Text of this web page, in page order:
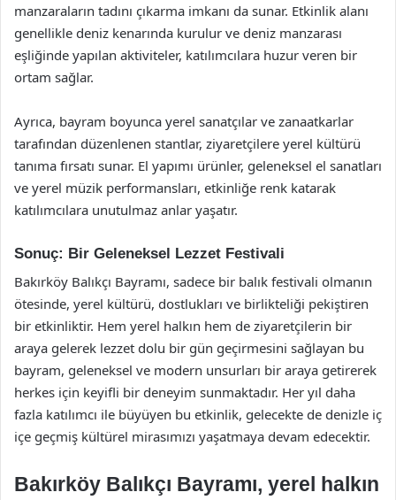
manzaraların tadını çıkarma imkanı da sunar. Etkinlik alanı
genellikle deniz kenarında kurulur ve deniz manzarası
eşliğinde yapılan aktiviteler, katılımcılara huzur veren bir
ortam sağlar.
Ayrıca, bayram boyunca yerel sanatçılar ve zanaatkarlar
tarafından düzenlenen stantlar, ziyaretçilere yerel kültürü
tanıma fırsatı sunar. El yapımı ürünler, geleneksel el sanatları
ve yerel müzik performansları, etkinliğe renk katarak
katılımcılara unutulmaz anlar yaşatır.
Sonuç: Bir Geleneksel Lezzet Festivali
Bakırköy Balıkçı Bayramı, sadece bir balık festivali olmanın
ötesinde, yerel kültürü, dostlukları ve birlikteliği pekiştiren
bir etkinliktir. Hem yerel halkın hem de ziyaretçilerin bir
araya gelerek lezzet dolu bir gün geçirmesini sağlayan bu
bayram, geleneksel ve modern unsurları bir araya getirerek
herkes için keyifli bir deneyim sunmaktadır. Her yıl daha
fazla katılımcı ile büyüyen bu etkinlik, gelecekte de denizle iç
içe geçmiş kültürel mirasımızı yaşatmaya devam edecektir.
Bakırköy Balıkçı Bayramı, yerel halkın